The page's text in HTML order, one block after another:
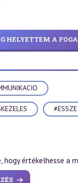
HELYETTEM A
#ESSZE
hogy értékelhesse a